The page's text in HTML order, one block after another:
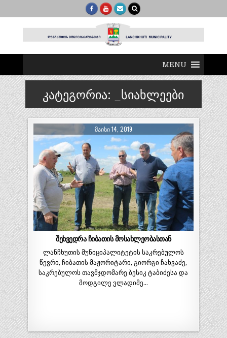
MENU
კატეგორია: _სიახლეები
ᲛᲐᲘᲡᲘ 14, 2019
შეხვედრა ჩიბათის მოსახლეობასთან
ლანჩხუთის მუნიციპალიტეტის საკრებულოს
წევრი, ჩიბათის მაჟორიტარი, გიორგი ჩახვაძე,
საკრებულოს თავმჯდომარე ბესიკ ტაბიძესა და
მოდგილე ვლადიმე…